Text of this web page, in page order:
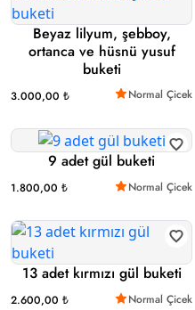
Beyaz lilyum, şebboy,
ortanca ve hüsnü yusuf
buketi
3.000,00 ₺ Normal Çicek
9 adet gül buketi
1.800,00 ₺ Normal Çicek
13 adet kırmızı gül buketi
2.600,00 ₺ Normal Çicek